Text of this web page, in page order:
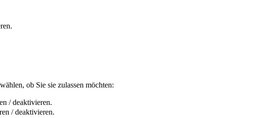
ob Sie sie zulassen möchten:
/ deaktivieren.
/ deaktivieren.